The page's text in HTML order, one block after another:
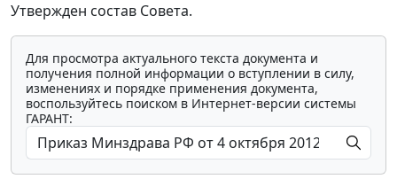
Утвержден состав Совета.
Для просмотра актуального текста документа и
получения полной информации о вступлении в силу,
изменениях и порядке применения документа,
воспользуйтесь поиском в Интернет-версии системы
ГАРАНТ: